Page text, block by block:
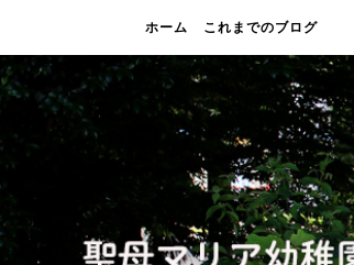
ホーム これまでのブログ